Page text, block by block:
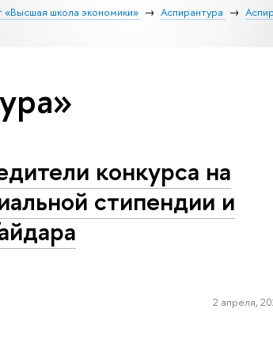
«Высшая школа экономики» Аспирантура
конкурса на
стипендии и
2 апреля,